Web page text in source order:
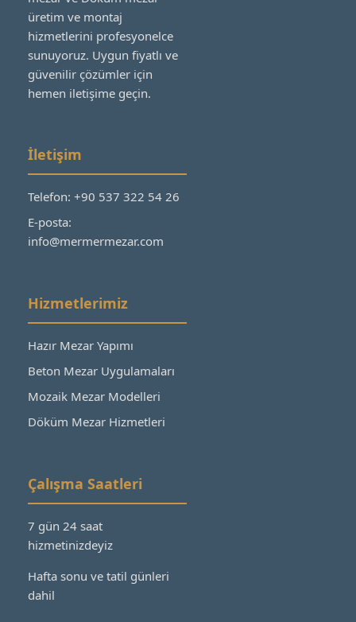
üretim ve montaj
hizmetlerini profesyonelce
sunuyoruz. Uygun fiyatlı ve
güvenilir çözümler için
hemen iletişime geçin.
İletişim
Telefon: +90 537 322 54 26
E-posta:
info@mermermezar.com
Hizmetlerimiz
Hazır Mezar Yapımı
Beton Mezar Uygulamaları
Mozaik Mezar Modelleri
Döküm Mezar Hizmetleri
Çalışma Saatleri
7 gün 24 saat
hizmetinizdeyiz
Hafta sonu ve tatil günleri
dahil